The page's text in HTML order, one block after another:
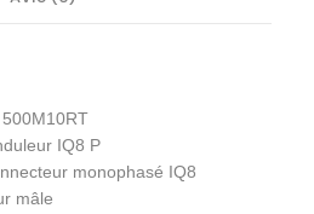
IQ8 P
monophasé IQ8
mâle